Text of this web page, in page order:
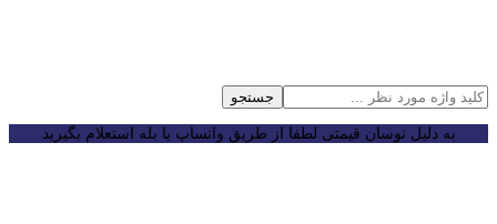
جستجو
به دلیل نوسان قیمتی لطفا از طریق واتساپ یا بله استعلام بگیرید